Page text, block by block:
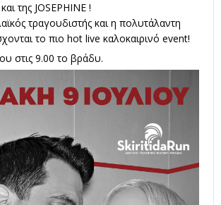
της JOSEPHINE !
τραγουδιστής και η πολυτάλαντη
το πιο hot live καλοκαιρινό event!
στις 9.00 το βράδυ.